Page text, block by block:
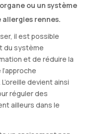
ou un système
rennes.
il est possible
du système
et de réduire la
devient ainsi
réguler des
ailleurs dans le